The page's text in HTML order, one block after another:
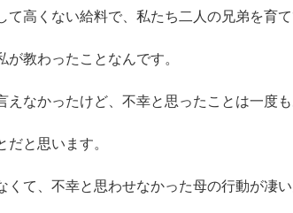
て高くない給料で、私たち二人の兄弟を育て
が教わったことなんです。
えなかったけど、不幸と思ったことは一度も
だと思います。
くて、不幸と思わせなかった母の行動が凄い